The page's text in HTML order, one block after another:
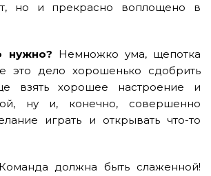
но и прекрасно воплощено в
нужно? Немножко ума, щепотка
это дело хорошенько сдобрить
взять хорошее настроение и
ну и, конечно, совершенно
играть и открывать что-то
Команда должна быть слаженной!